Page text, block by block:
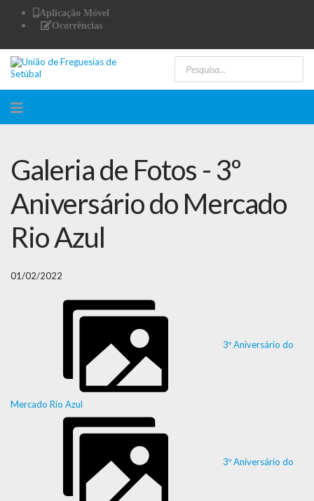
Aplicação Móvel
Ocorrências
Galeria de Fotos - 3º
Aniversário do Mercado
Rio Azul
01/02/2022
3º Aniversário do
Mercado Rio Azul
3º Aniversário do